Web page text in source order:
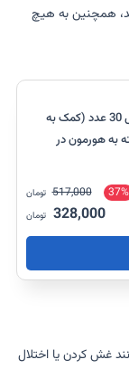
همچنین به هیچ
کپسول ایندول پلاس یوروویتال 30 عدد (کمک به
به هورمون در
37%
517,000 تومان
328,000 تومان
غش کردن یا اختلال